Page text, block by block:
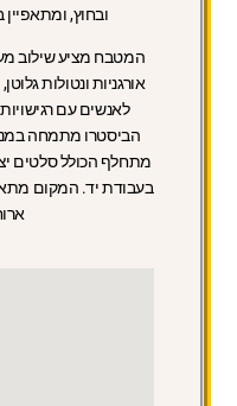
ובחוץ,
המטבח מציע שילוב
אורגניות ונטולות
לאנשים עם
הביסטרו מתמחה
מתחלף הכולל סלטים
בעבודת יד. המקום